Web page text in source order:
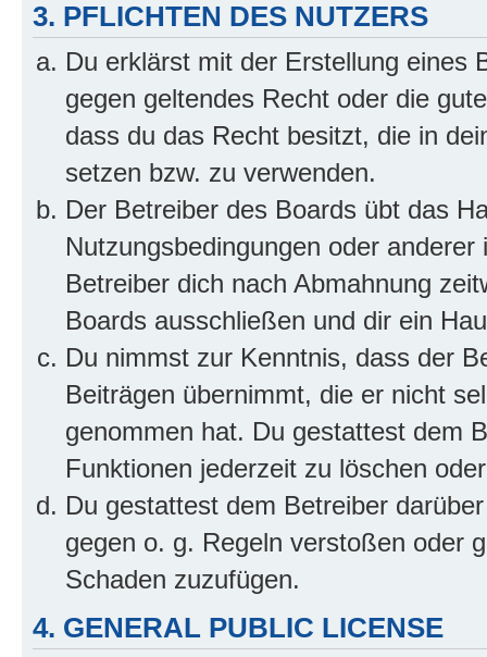
3. PFLICHTEN DES NUTZERS
Du erklärst mit der Erstellung eines
gegen geltendes Recht oder die
dass du das Recht besitzt, die in
setzen bzw. zu verwenden.
Der Betreiber des Boards übt das
Nutzungsbedingungen oder
Betreiber dich nach Abmahnung
Boards ausschließen und dir ein
Du nimmst zur Kenntnis, dass der
Beiträgen übernimmt, die er nicht
genommen hat. Du gestattest dem
Funktionen jederzeit zu löschen
Du gestattest dem Betreiber
gegen o. g. Regeln verstoßen oder
Schaden zuzufügen.
4. GENERAL PUBLIC LICENSE